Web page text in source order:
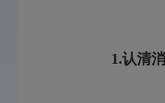
1.认清